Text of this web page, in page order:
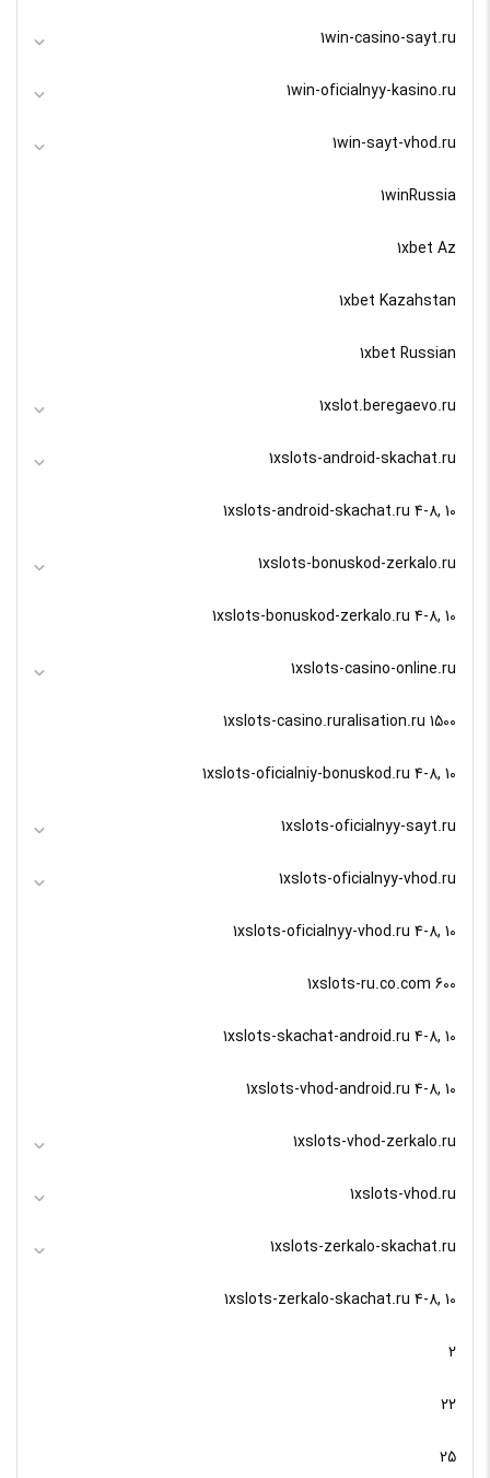
1win-casino-sayt.ru
1win-oficialnyy-kasino.ru
1win-sayt-vhod.ru
1winRussia
1xbet Az
1xbet Kazahstan
1xbet Russian
1xslot.beregaevo.ru
1xslots-android-skachat.ru
1xslots-android-skachat.ru 4-8, 10
1xslots-bonuskod-zerkalo.ru
1xslots-bonuskod-zerkalo.ru 4-8, 10
1xslots-casino-online.ru
1xslots-casino.ruralisation.ru 1500
1xslots-oficialniy-bonuskod.ru 4-8, 10
1xslots-oficialnyy-sayt.ru
1xslots-oficialnyy-vhod.ru
1xslots-oficialnyy-vhod.ru 4-8, 10
1xslots-ru.co.com 600
1xslots-skachat-android.ru 4-8, 10
1xslots-vhod-android.ru 4-8, 10
1xslots-vhod-zerkalo.ru
1xslots-vhod.ru
1xslots-zerkalo-skachat.ru
1xslots-zerkalo-skachat.ru 4-8, 10
2
22
25